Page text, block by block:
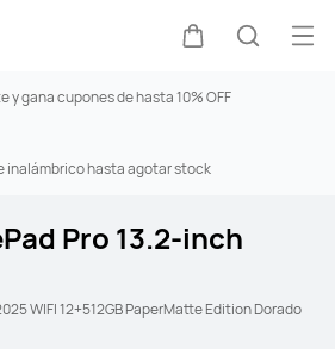
y gana cupones de hasta 10% OFF
inalámbrico hasta agotar stock
Pro 13.2-inch
WIFI 12+512GB PaperMatte Edition Dorado